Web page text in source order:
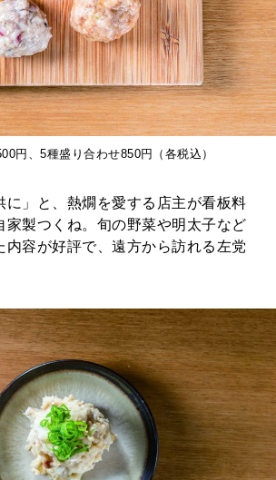
円、5種盛り合わせ850円（各税込）
に」と、熱燗を愛する店主が看板料
家製つくね。旬の野菜や明太子など
内容が好評で、遠方から訪れる左党